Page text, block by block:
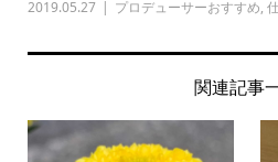
2019.05.27 プロデューサーおすすめ,
関連記事